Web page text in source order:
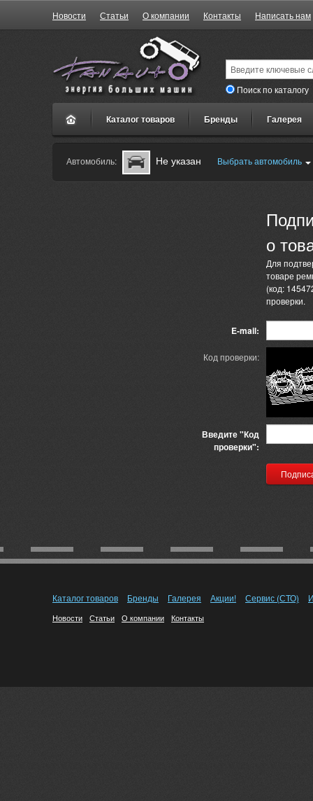
Новости Статьи О компании Контакты Написать нам
Поиск по каталогу
Каталог товаров Бренды Галерея
Автомобиль: Не указан Выбрать автомобиль
о
Для
товаре
(код:
проверки.
E-mail:
Код проверки:
Введите "Код
проверки":
Каталог товаров Бренды Галерея Акции! Сервис (СТО)
Новости Статьи О компании Контакты